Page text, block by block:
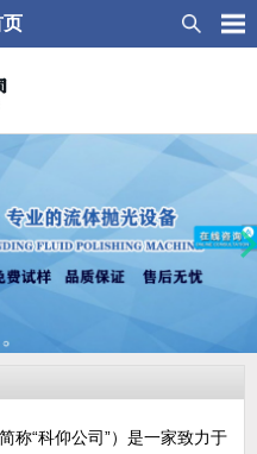
页
称“科仰公司”）是一家致力于